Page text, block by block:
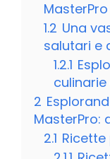
1.2 Una
salutari e
1.2.1
2
MasterPro:
2.1